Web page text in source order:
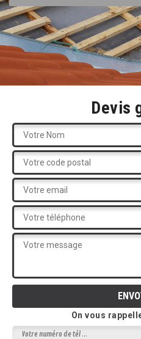
Devis
On vous